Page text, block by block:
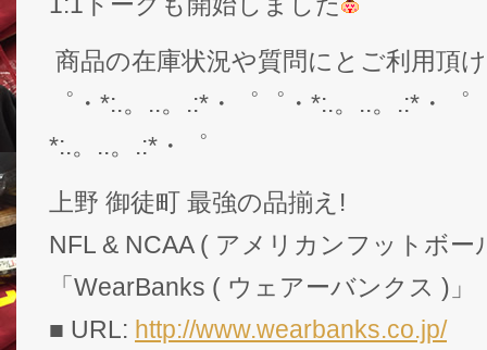
商品の在庫状況や質問にとご利用頂
゜・*:.。..。.:*・゜゜・*:.。..。.:*・
*:.。..。.:*・゜
上野 御徒町 最強の品揃え!
NFL & NCAA ( アメリカンフットボー
「WearBanks ( ウェアーバンクス )」
■ URL: http://www.wearbanks.co.jp/